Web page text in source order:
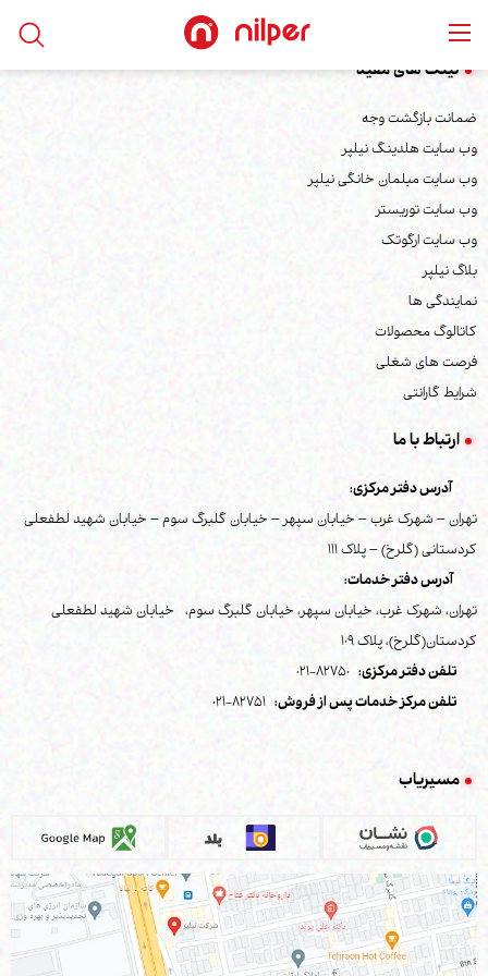
لینک های مفید
ضمانت بازگشت وجه
وب سایت هلدینگ نیلپر
وب سایت مبلمان خانگی نیلپر
وب سایت توریستر
وب سایت ارگوتک
بلاگ نیلپر
نمایندگی ها
کاتالوگ محصولات
فرصت های شغلی
شرایط گارانتی
ارتباط با ما
آدرس دفتر مرکزی:
تهران – شهرک غرب – خیابان سپهر – خیابان گلبرگ سوم – خیابان شهید لطفعلی
کردستانی (گلرخ) – پلاک 111
آدرس دفتر خدمات:
تهران، شهرک غرب، خیابان سپهر، خیابان گلبرگ سوم، خیابان شهید لطفعلی
کردستان(گلرخ)، پلاک 109
تلفن دفتر مرکزی: 82750-021
تلفن مرکز خدمات پس از فروش: 82751-021
مسیریاب